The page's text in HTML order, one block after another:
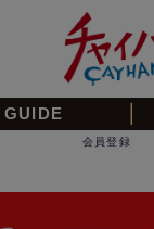
GUIDE
会員登録